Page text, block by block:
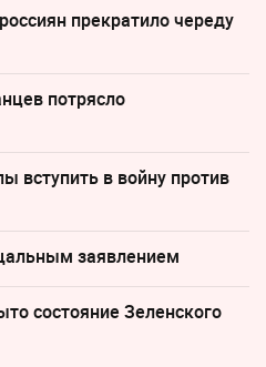
прекратило череду
потрясло
вступить в войну против
заявлением
состояние Зеленского